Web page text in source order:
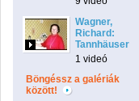
Wagner,
Richard:
Tannhäuser
1 videó
Böngéssz a galériák
között!